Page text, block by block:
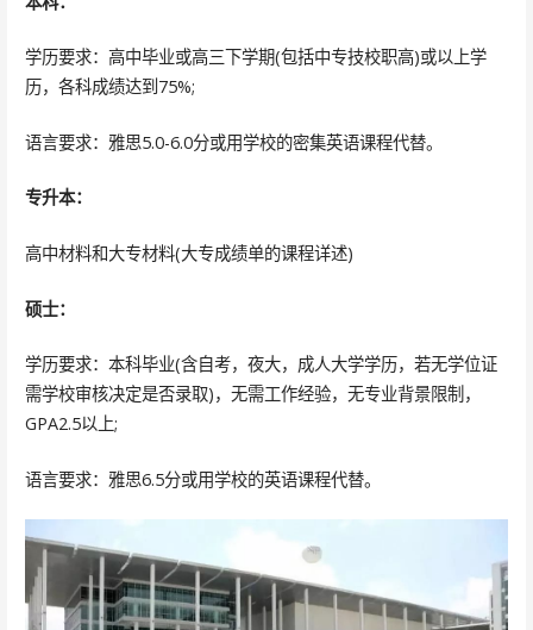
学历要求：高中毕业或高三下学期(包括中专技校职高)或以上学
历，各科成绩达到75%;
语言要求：雅思5.0-6.0分或用学校的密集英语课程代替。
专升本：
高中材料和大专材料(大专成绩单的课程详述)
硕士：
学历要求：本科毕业(含自考，夜大，成人大学学历，若无学位证
需学校审核决定是否录取)，无需工作经验，无专业背景限制，
GPA2.5以上;
语言要求：雅思6.5分或用学校的英语课程代替。